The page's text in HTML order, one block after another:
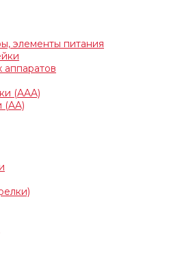
элементы питания
аппаратов
(AAA)
(AA)